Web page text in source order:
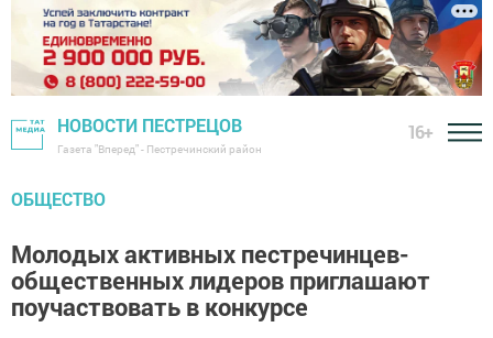
НОВОСТИ ПЕСТРЕЦОВ
Газета "Вперед" - Пестречинский район
16+
ОБЩЕСТВО
Молодых активных пестречинцев-
общественных лидеров приглашают
поучаствовать в конкурсе